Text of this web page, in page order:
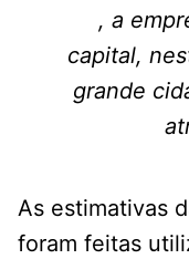
, a
capital,
grande
As estimativas
foram feitas